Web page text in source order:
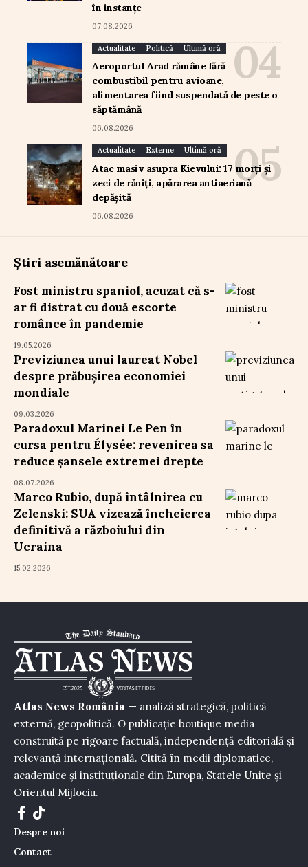
în instanțe
07.08.2026
Actualitate Politică Ultimă oră
Aeroportul Arad rămâne fără
combustibil pentru avioane,
alimentarea fiind suspendată de peste o
săptămână
06.08.2026
Actualitate Externe Ultimă oră
Atac masiv asupra Kievului: 17 morți și
zeci de răniți, apărarea antiaeriană
depășită
06.08.2026
Știri asemănătoare
Fost ministru spaniol, acuzat că s-
ar fi distrat cu două escorte
românce în pandemie
19.05.2026
Previziunea unui laureat Nobel
despre prăbușirea economiei
mondiale
09.03.2026
Paradoxul Marinei Le Pen în
cursa pentru Élysée: revenirea sa
reduce șansele extremei drepte
08.07.2026
Marco Rubio, după întâlnirea cu
Zelenski: SUA vizează încheierea
definitivă a războiului din
Ucraina
15.02.2026
Atlas News România — analiză strategică, politică
externă, geopolitică. O publicație boutique media
construită pe rigoare factuală, independență editorială și
relevanță internațională. Citită în medii diplomatice,
academice și instituționale din Europa, Statele Unite și
Orientul Mijlociu.
Despre noi
Contact